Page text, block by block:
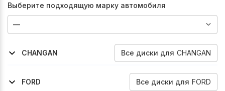
Выберите подходящую марку автомобиля
CHANGAN Все диски для CHANGAN
2025-2026
2022-2026
FORD
Все диски для FORD